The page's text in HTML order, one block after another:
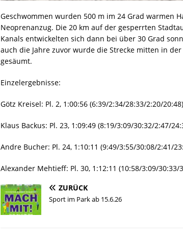
Geschwommen wurden 500 m im 24 Grad warmen
Neoprenanzug. Die 20 km auf der gesperrten
Kanals entwickelten sich dann bei über 30 Grad
auch die Jahre zuvor wurde die Strecke mitten in
gesäumt.
Einzelergebnisse:
Götz Kreisel: Pl. 2, 1:00:56 (6:39/2:34/28:33/2:20/20:48)
Klaus Backus: Pl. 23, 1:09:49 (8:19/3:09/30:32/2:47/
Andre Bucher: Pl. 24, 1:10:11 (9:49/3:55/30:08/2:41/
Alexander Mehtieff: Pl. 30, 1:12:11 (10:58/3:09/30:33/
ZURÜCK
Sport im Park ab 15.6.26